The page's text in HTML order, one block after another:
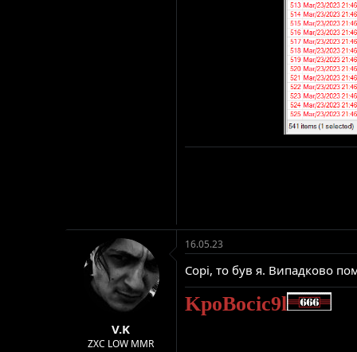
V.K
ZXC LOW MMR
16.05.23
Сорі, то був я. Випадково
KpoBocic9l